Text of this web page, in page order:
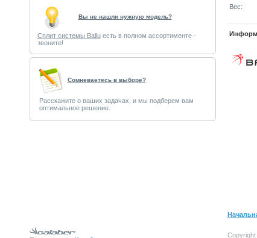
Вы не нашли нужную модель?
Сплит системы Balluесть в полном ассортименте -
звоните!
Cомневаетесь в выборе?
Расскажите о ваших задачах, и мы подберем вам
оптимальное решение.
Вес: